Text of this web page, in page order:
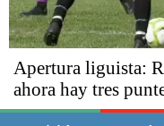
Apertura liguista:
ahora hay tres